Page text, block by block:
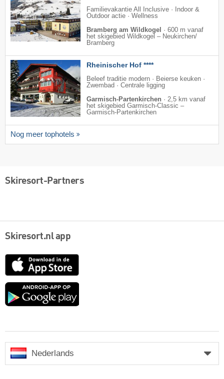
Familievakantie All Inclusive · Indoor &
Outdoor actie · Wellness
Bramberg am Wildkogel
· 600 m vanaf
het skigebied Wildkogel – Neukirchen/​
Bramberg
Rheinischer Hof ****
Beleef traditie modern · Beierse keuken ·
Zwembad · Centrale ligging
Garmisch-Partenkirchen · 2,5 km vanaf
het skigebied Garmisch-Classic –
Garmisch-Partenkirchen
Nog meer tophotels
Skiresort-Partners
Skiresort.nl app
App
Google
Nederlands